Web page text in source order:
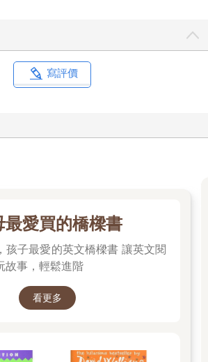
寫評價
最愛買的橋樑書
孩子最愛的英文橋樑書 讓英文閱
故事，輕鬆進階
看更多